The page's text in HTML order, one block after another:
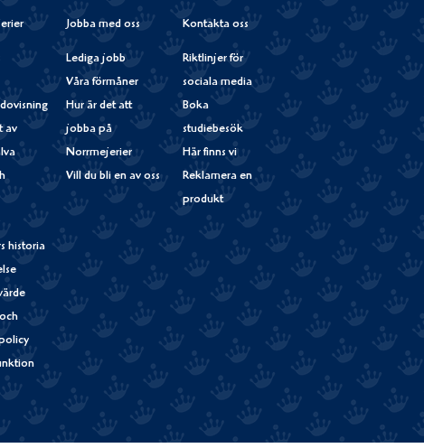
av
historia
Jobba med oss
Lediga jobb
Våra förmåner
Hur är det att
jobba på
Norrmejerier
Vill du bli en av oss
Kontakta oss
Riktlinjer för
sociala media
Boka
studiebesök
Här finns vi
Reklamera en
produkt